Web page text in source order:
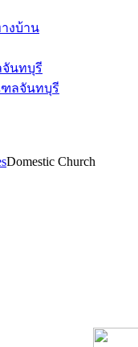
งบ้าน
นทบุรี
ลจันทบุรี
Domestic Church